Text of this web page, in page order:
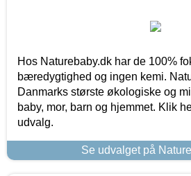
Hos Naturebaby.dk har de 100%
bæredygtighed og ingen kemi.
Danmarks største økologiske og
baby, mor, barn og hjemmet. Klik
udvalg.
Se udvalget på